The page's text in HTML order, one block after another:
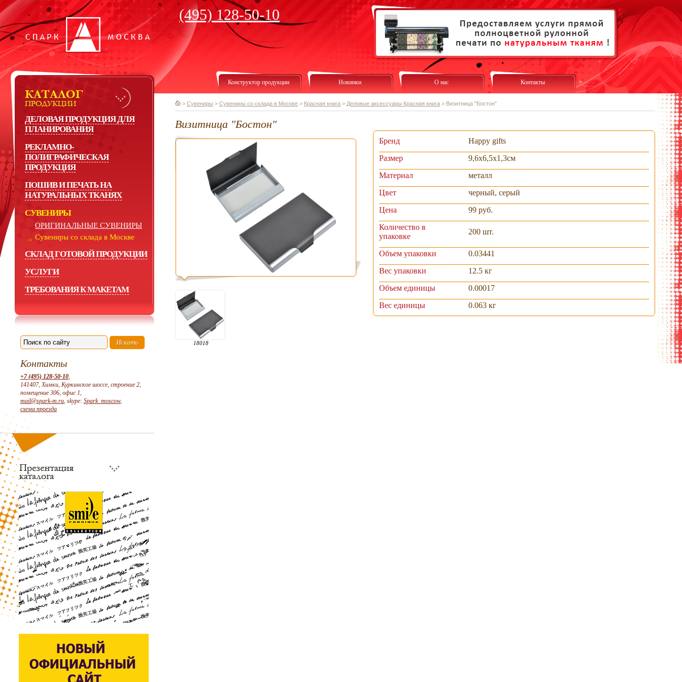
(495) 128-50-10
ДЕЛОВАЯ ПРОДУКЦИЯ ДЛЯ
ПЛАНИРОВАНИЯ
РЕКЛАМНО-
ПОЛИГРАФИЧЕСКАЯ
ПРОДУКЦИЯ
ПОШИВ И ПЕЧАТЬ НА
НАТУРАЛЬНЫХ ТКАНЯХ
СУВЕНИРЫ
ОРИГИНАЛЬНЫЕ СУВЕНИРЫ
Сувениры со склада в Москве
СКЛАД ГОТОВОЙ ПРОДУКЦИИ
УСЛУГИ
ТРЕБОВАНИЯ К МАКЕТАМ
Контакты
+7 (495) 128-50-10,
141407, Химки, Куркинское шоссе, строение 2,
помещение 306, офис 1,
mail@spark-m.ru, skype: Spark_moscow,
схема проезда
Конструктор продукции Новинки О нас Контакты
> Сувениры > Сувениры со склада в Москве > Красная книга > Деловые аксессуары Красная книга > Визитница "Бостон"
Визитница "Бостон"
18018
Бренд
Happy gifts
Размер
9,6х6,5х1,3см
Материал
металл
Цвет
черный, серый
Цена
99 руб.
Количество в
упаковке
200 шт.
Объем упаковки
0.03441
Вес упаковки
12.5 кг
Объем единицы
0.00017
Вес единицы
0.063 кг